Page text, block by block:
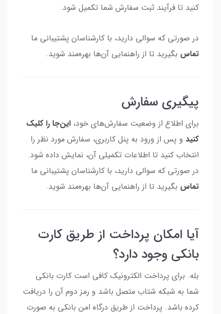
کنید تا فرآیند ثبت سفارش شما تکمیل شود.
در صورتی که سوالی دارید، با کارشناسان پشتیبانی ما
تماس بگیرید تا از راهنمایی آن‌ها بهره‌مند شوید.
پیگیری سفارش
برای اطلاع از وضعیت سفارش‌های خود، این‌جا را کلیک
کنید و پس از ورود به پنل کاربری، سفارش مورد نظر را
انتخاب کنید تا اطلاعات تکمیلی آن، نمایش داده شود.
در صورتی که سوالی دارید، با کارشناسان پشتیبانی ما
تماس بگیرید تا از راهنمایی آن‌ها بهره‌مند شوید.
آیا امکان پرداخت از طریق کارت
بانکی وجود دارد؟
بله. برای پرداخت الکترونیک کافی است کارت بانکی
شما به شبکه شتاب متصل باشد و رمز دوم آن را دریافت
کرده باشد. پرداخت از طریق درگاه امن بانکی به صورت